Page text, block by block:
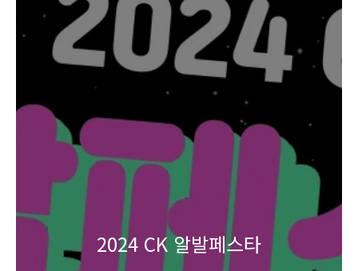
2024 CK 알발페스타